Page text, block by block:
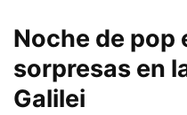
Noche de pop
sorpresas en
Galilei